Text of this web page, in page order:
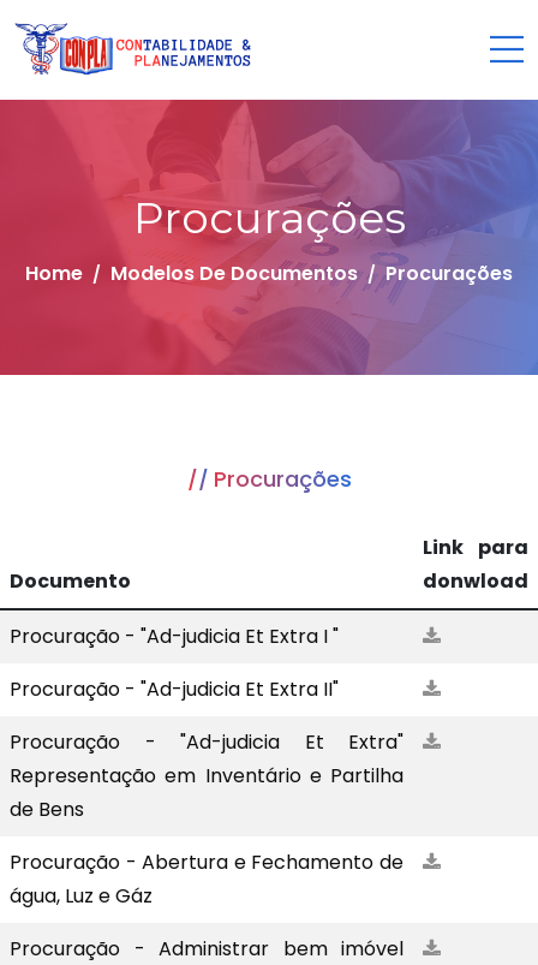
Procurações
Home Modelos De Documentos Procurações
Procurações
Documento
Link para
donwload
Procuração - "Ad-judicia Et Extra I "
Procuração - "Ad-judicia Et Extra II"
Procuração - "Ad-judicia Et Extra"
Representação em Inventário e Partilha
de Bens
Procuração - Abertura e Fechamento de
água, Luz e Gáz
Procuração - Administrar bem imóvel